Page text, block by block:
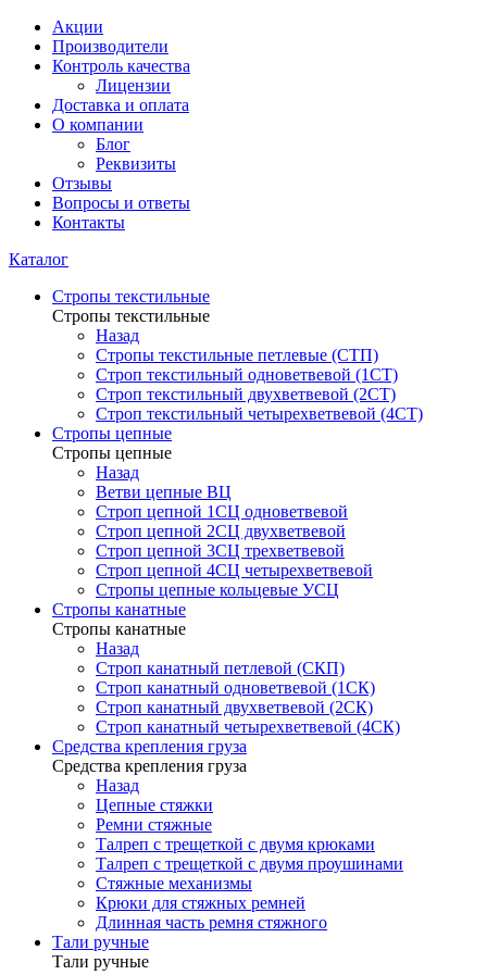
Акции
Производители
Контроль качества
Лицензии
Доставка и оплата
О компании
Блог
Реквизиты
Отзывы
Вопросы и ответы
Контакты
Каталог
Стропы текстильные
Стропы текстильные
Назад
Стропы текстильные петлевые (СТП)
Строп текстильный одноветвевой (1СТ)
Строп текстильный двухветвевой (2СТ)
Строп текстильный четырехветвевой (4СТ)
Стропы цепные
Стропы цепные
Назад
Ветви цепные ВЦ
Строп цепной 1СЦ одноветвевой
Строп цепной 2СЦ двухветвевой
Строп цепной 3СЦ трехветвевой
Строп цепной 4СЦ четырехветвевой
Стропы цепные кольцевые УСЦ
Стропы канатные
Стропы канатные
Назад
Строп канатный петлевой (СКП)
Строп канатный одноветвевой (1СК)
Строп канатный двухветвевой (2СК)
Строп канатный четырехветвевой (4СК)
Средства крепления груза
Средства крепления груза
Назад
Цепные стяжки
Ремни стяжные
Талреп с трещеткой с двумя крюками
Талреп с трещеткой с двумя проушинами
Стяжные механизмы
Крюки для стяжных ремней
Длинная часть ремня стяжного
Тали ручные
Тали ручные